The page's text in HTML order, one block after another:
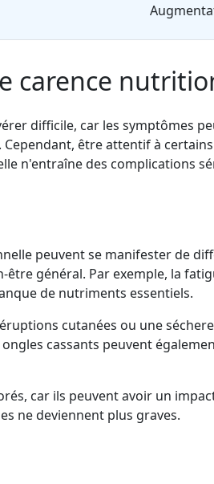
carence
difficile, car les symptômes
être attentif à
n'entraîne des complications
peuvent se manifester de
général. Par exemple, la
de nutriments essentiels.
cutanées ou une
cassants peuvent
car ils peuvent avoir un
ne deviennent plus graves.